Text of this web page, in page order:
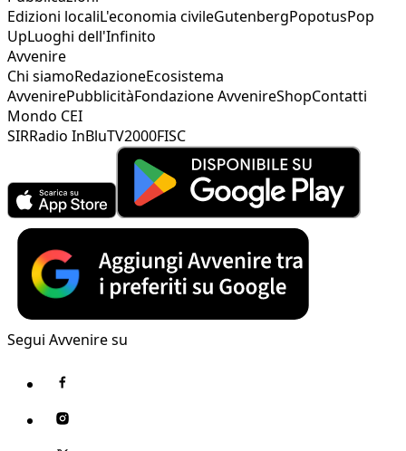
Edizioni localiL'economia civileGutenbergPopotusPop
UpLuoghi dell'Infinito
Avvenire
Chi siamoRedazioneEcosistema
AvvenirePubblicitàFondazione AvvenireShopContatti
Mondo CEI
SIRRadio InBluTV2000FISC
Segui Avvenire su